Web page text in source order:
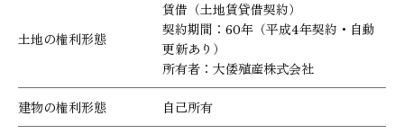
土地の権利形態
賃借（土地賃貸借契約）
契約期間：60年（平成4年契約・自動
更新あり）
所有者：大倭殖産株式会社
建物の権利形態 自己所有